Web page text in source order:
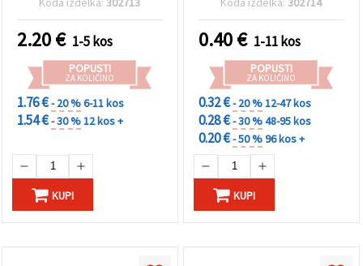
2.20€ 1-5 kos
POPUSTI
ZA KOLIČINO
1.76 €- 20 %6-11 kos
1.54 €- 30 %12 kos +
KUPI
0.40€ 1-11 kos
POPUSTI
ZA KOLIČINO
0.32 €- 20 %12-47 kos
0.28 €- 30 %48-95 kos
0.20 €- 50 %96 kos +
KUPI